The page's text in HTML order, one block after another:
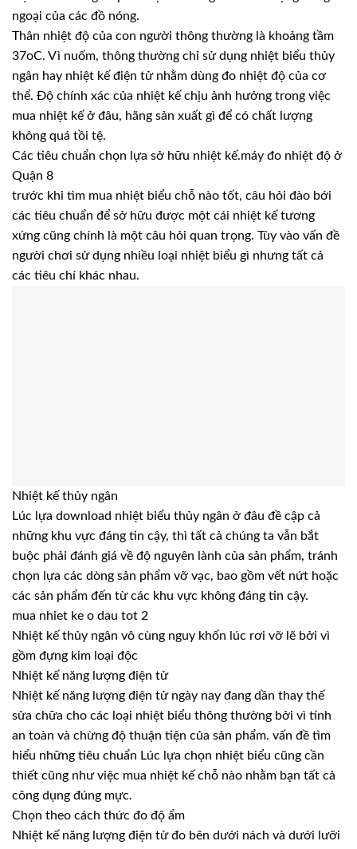
ngoại của các đồ nóng.
Thân nhiệt độ của con người thông thường là khoảng tầm
37oC. Vì nuốm, thông thường chỉ sử dụng nhiệt biểu thủy
ngân hay nhiệt kế điện tử nhằm dùng đo nhiệt độ của cơ
thể. Độ chính xác của nhiệt kế chịu ảnh hưởng trong việc
mua nhiệt kế ở đâu, hãng sản xuất gì để có chất lượng
không quá tồi tệ.
Các tiêu chuẩn chọn lựa sở hữu nhiệt kế.máy đo nhiệt độ ở
Quận 8
trước khi tìm mua nhiệt biểu chỗ nào tốt, câu hỏi đào bới
các tiêu chuẩn để sở hữu được một cái nhiệt kế tương
xứng cũng chính là một câu hỏi quan trọng. Tùy vào vấn đề
người chơi sử dụng nhiều loại nhiệt biểu gì nhưng tất cả
các tiêu chí khác nhau.
Nhiệt kế thủy ngân
Lúc lựa download nhiệt biểu thủy ngân ở đâu đề cập cả
những khu vực đáng tin cậy, thì tất cả chúng ta vẫn bắt
buộc phải đánh giá về độ nguyên lành của sản phẩm, tránh
chọn lựa các dòng sản phẩm vỡ vạc, bao gồm vết nứt hoặc
các sản phẩm đến từ các khu vực không đáng tin cậy.
mua nhiet ke o dau tot 2
Nhiệt kế thủy ngân vô cùng nguy khốn lúc rơi vỡ lẽ bởi vì
gồm đựng kim loại độc
Nhiệt kế năng lượng điện tử
Nhiệt kế năng lượng điện tử ngày nay đang dần thay thế
sửa chữa cho các loại nhiệt biểu thông thường bởi vì tính
an toàn và chừng độ thuận tiện của sản phẩm. vấn đề tìm
hiểu những tiêu chuẩn Lúc lựa chọn nhiệt biểu cũng cần
thiết cũng như việc mua nhiệt kế chỗ nào nhằm bạn tất cả
công dụng đúng mực.
Chọn theo cách thức đo độ ẩm
Nhiệt kế năng lượng điện tử đo bên dưới nách và dưới lưỡi